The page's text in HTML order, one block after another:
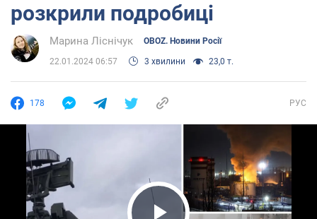
розкрили подробиці
Марина Ліснічук OBOZ. Новини Росії
22.01.2024 06:57 3 хвилини 23,0 т.
178 РУС